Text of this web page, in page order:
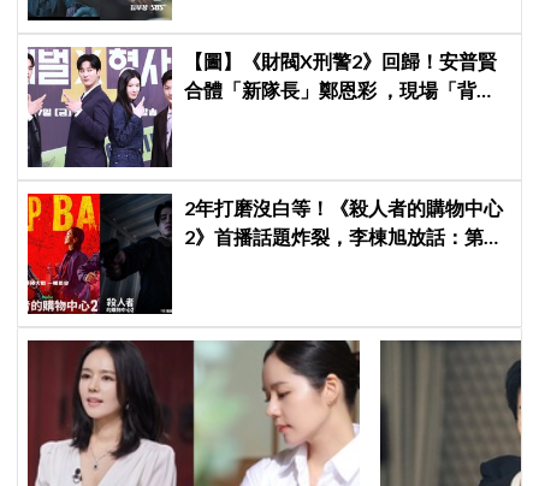
【圖】《財閥X刑警2》回歸！安普賢
合體「新隊長」鄭恩彩 ，現場「背靠
2年打磨沒白等！《殺人者的購物中心
2》首播話題炸裂，李棟旭放話：第三